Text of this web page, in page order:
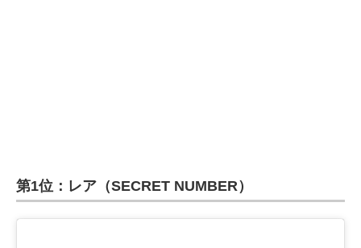
第1位：レア（SECRET NUMBER）